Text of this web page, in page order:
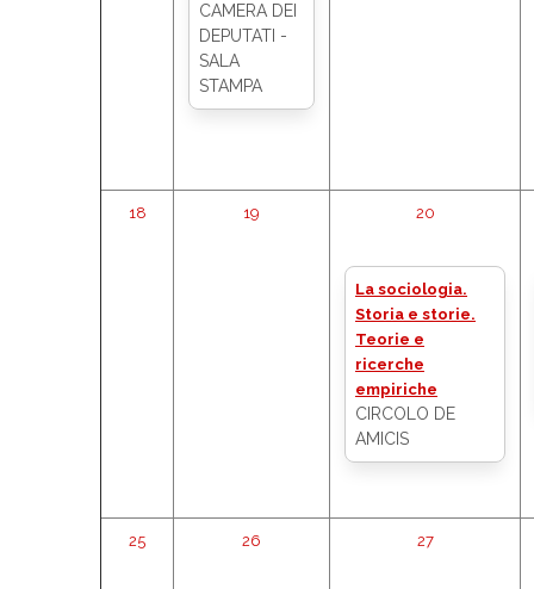
CAMERA DEI
DEPUTATI -
SALA
STAMPA
18 19 20
La sociologia.
Storia e storie.
Teorie e
ricerche
empiriche
CIRCOLO DE
AMICIS
25 26 27